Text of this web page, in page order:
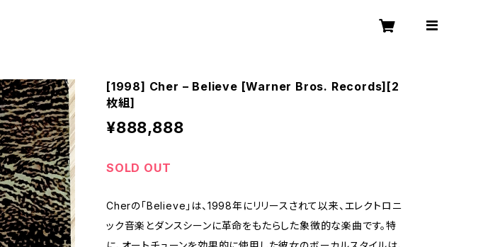
[1998] Cher – Believe [Warner Bros. Records][2
枚組]
¥888,888
SOLD OUT
Cherの「Believe」は、1998年にリリースされて以来、エレクトロニ
ック音楽とダンスシーンに革命をもたらした象徴的な楽曲です。特